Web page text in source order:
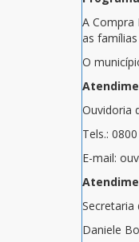
A Compra
as
O
Ouvidoria
Tels.:
E-mail:
Secretaria
Daniele